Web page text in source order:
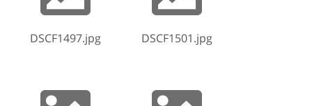
DSCF1497.jpg DSCF1501.jpg